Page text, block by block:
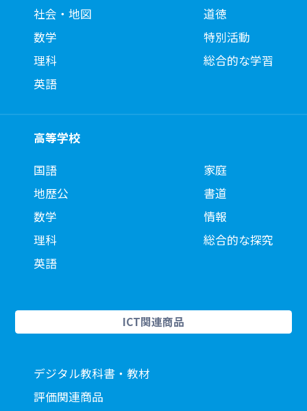
社会・地図
数学
理科
英語
道徳
特別活動
総合的な学習
高等学校
国語
地歴公
数学
理科
英語
家庭
書道
情報
総合的な探究
ICT関連商品
デジタル教科書・教材
評価関連商品